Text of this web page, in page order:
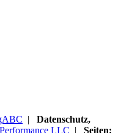
| Datenschutz,
LLC | Seiten: